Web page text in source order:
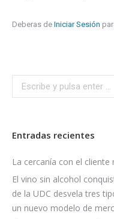
Deberas de Iniciar Sesión
Search:
Entradas recientes
La cercanía con el
El vino sin alcohol
de la UDC desvela tres
un nuevo modelo de